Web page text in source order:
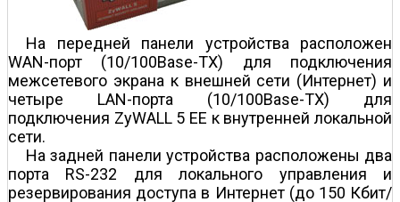
На передней панели устройства расположен
WAN-порт (10/100Base-TX) для подключения
межсетевого экрана к внешней сети (Интернет) и
четыре LAN-порта (10/100Base-TX) для
подключения ZyWALL 5 EE к внутренней локальной
сети.
На задней панели устройства расположены два
порта RS-232 для локального управления и
резервирования доступа в Интернет (до 150 Кбит/